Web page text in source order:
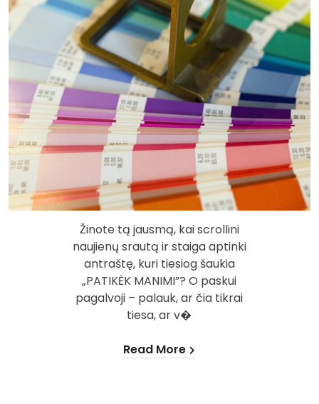
Žinote tą jausmą, kai scrollini
naujienų srautą ir staiga aptinki
antraštę, kuri tiesiog šaukia
„PATIKĖK MANIMI”? O paskui
pagalvoji – palauk, ar čia tikrai
tiesa, ar v�
Read More